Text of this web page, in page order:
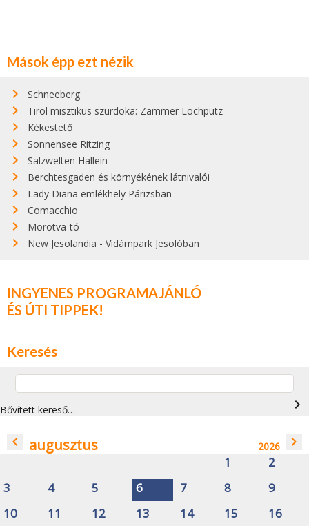
Mások épp ezt nézik
Schneeberg
Tirol misztikus szurdoka: Zammer Lochputz
Kékestető
Sonnensee Ritzing
Salzwelten Hallein
Berchtesgaden és környékének látnivalói
Lady Diana emlékhely Párizsban
Comacchio
Morotva-tó
New Jesolandia - Vidámpark Jesolóban
INGYENES PROGRAMAJÁNLÓ
ÉS ÚTI TIPPEK!
Keresés
Bővített kereső… navigate_next
navigate_before augusztus 2026 navigate_next
1
2
3
4 5 6 7 8
9
10
11 12 13 14 15 16